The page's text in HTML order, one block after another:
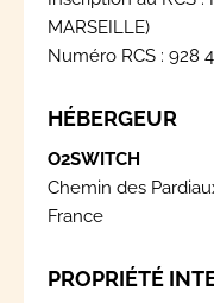
MARSEILLE)
Numéro RCS : 928
HÉBERGEUR
O2SWITCH
Chemin des
France
PROPRIÉTÉ